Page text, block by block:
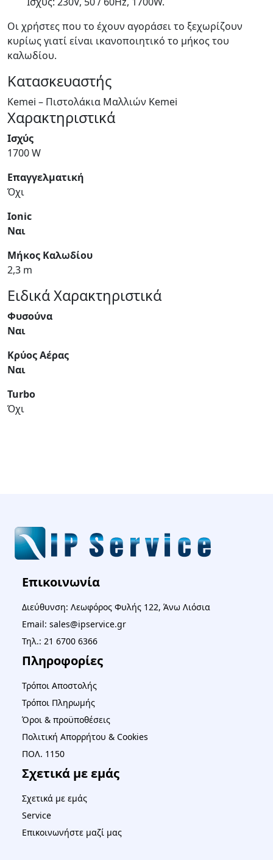
Οι χρήστες που το έχουν αγοράσει το ξεχωρίζουν
κυρίως γιατί είναι ικανοποιητικό το μήκος του
καλωδίου.
Κατασκευαστής
Kemei – Πιστολάκια Μαλλιών Kemei
Χαρακτηριστικά
Ισχύς
1700 W
Επαγγελματική
Όχι
Ionic
Ναι
Μήκος Καλωδίου
2,3 m
Ειδικά Χαρακτηριστικά
Φυσούνα
Ναι
Κρύος Αέρας
Ναι
Turbo
Όχι
Επικοινωνία
Διεύθυνση: Λεωφόρος Φυλής 122, Άνω Λιόσια
Email: sales@ipservice.gr
Τηλ.: 21 6700 6366
Πληροφορίες
Τρόποι Αποστολής
Τρόποι Πληρωμής
Όροι & προϋποθέσεις
Πολιτική Απορρήτου & Cookies
ΠΟΛ. 1150
Σχετικά με εμάς
Σχετικά με εμάς
Service
Επικοινωνήστε μαζί μας